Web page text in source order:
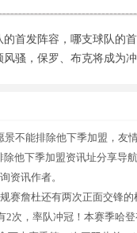
首发阵容，哪支球队的
骚，保罗、布克将成为
不能排除他下季加盟，友
他下季加盟资讯址分享导
资讯作者。
赛詹杜还有两次正面交锋
次，率队冲冠！本赛季哈